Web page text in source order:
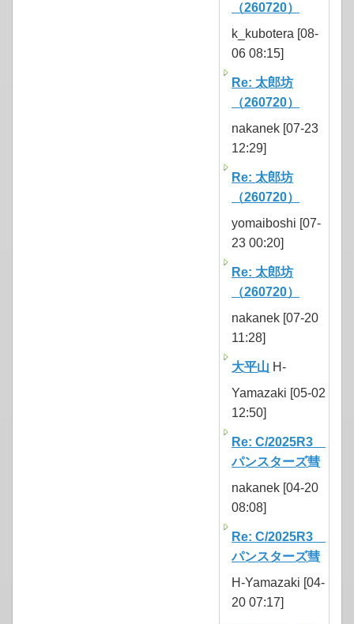
（260720）
k_kubotera [08-
06 08:15]
Re: 太郎坊
（260720）
nakanek [07-23
12:29]
Re: 太郎坊
（260720）
yomaiboshi [07-
23 00:20]
Re: 太郎坊
（260720）
nakanek [07-20
11:28]
大平山 H-
Yamazaki [05-02
12:50]
Re: C/2025R3
パンスターズ彗
nakanek [04-20
08:08]
Re: C/2025R3
パンスターズ彗
H-Yamazaki [04-
20 07:17]